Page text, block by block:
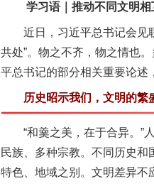
学习语｜推动不同文明相
近日，习近平总书记会见联
共处”。物之不齐，物之情也
平总书记的部分相关重要论述
历史昭示我们，文明的繁
“和羹之美，在于合异。”人
民族、多种宗教。不同历史
特色、地域之别。文明差异不